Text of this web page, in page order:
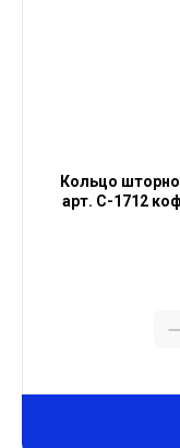
Кольцо
арт. С-1712